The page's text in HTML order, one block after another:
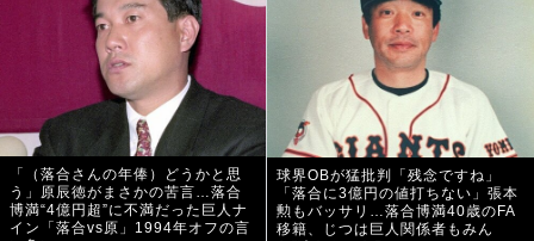
「（落合さんの年俸）どうかと思
う」原辰徳がまさかの苦言…落合
博満“4億円超”に不満だった巨人ナ
イン「落合vs原」1994年オフの言
球界OBが猛批判「残念ですね」
「落合に3億円の値打ちない」張本
勲もバッサリ…落合博満40歳のFA
移籍、じつは巨人関係者もみん